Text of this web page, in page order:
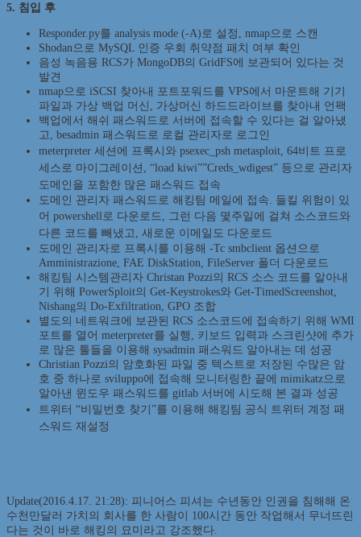
5. 침입 후
Responder.py를 analysis mode (-A)로 설정, nmap으로 스캔
Shodan으로 MySQL 인증 우회 취약점 패치 여부 확인
음성 녹음용 RCS가 MongoDB의 GridFS에 보관되어 있다는 것
발견
nmap으로 iSCSI 찾아내 포트포워드를 VPS에서 마운트해 기기
파일과 가상 백업 머신, 가상머신 하드드라이브를 찾아내 언팩
백업에서 해쉬 패스워드로 서버에 접속할 수 있다는 걸 알아냈
고, besadmin 패스워드로 로컬 관리자로 로그인
meterpreter 세션에 프록시와 psexec_psh metasploit, 64비트 프로
세스로 마이그레이션, “load kiwi””Creds_wdigest” 등으로 관리자
도메인을 포함한 많은 패스워드 접속
도메인 관리자 패스워드로 해킹팀 메일에 접속. 들킬 위험이 있
어 powershell로 다운로드,
그런 다음 몇주일에 걸쳐 소스코드와
다른 코드를 빼냈고, 새로운 이메일도 다운로드
도메인 관리자로 프록시를 이용해 -Tc smbclient 옵션으로
Amministrazione, FAE DiskStation, FileServer 폴더 다운로드
해킹팀 시스템관리자 Christan Pozzi의 RCS 소스 코드를 알아내
기 위해 PowerSploit의 Get-Keystrokes와 Get-TimedScreenshot,
Nishang의 Do-Exfiltration, GPO 조합
별도의 네트워크에 보관된 RCS 소스코드에 접속하기 위해 WMI
포트를 열어 meterpreter를 실행, 키보드 입력과 스크린샷에 추가
로 많은 툴들을 이용해 sysadmin 패스워드 알아내는 데 성공
Christian Pozzi의 암호화된 파일 중 텍스트로 저장된 수많은 암
호 중 하나로 sviluppo에 접속해 모니터링한 끝에 mimikatz으로
알아낸 윈도우 패스워드를 gitlab 서버에 시도해 본 결과 성공
트위터 “비밀번호 찾기”를 이용해 해킹팀 공식 트위터 계정 패
스워드 재설정
Update(2016.4.17. 21:28): 피니어스 피셔는 수년동안 인권을 침해해 온
수천만달러 가치의 회사를 한 사람이 100시간 동안 작업해서 무너뜨린
다는 것이 바로 해킹의 묘미라고 강조했다.